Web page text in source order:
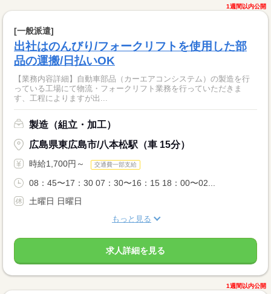
1週間以内公開
[一般派遣]
出社はのんびり/フォークリフトを使用した部
品の運搬/日払いOK
【業務内容詳細】自動車部品（カーエアコンシステム）の製造を行
っている工場にて物流・フォークリフト業務を行っていただきま
す、工程によりますが出...
製造（組立・加工）
広島県東広島市/八本松駅（車 15分）
時給1,700円～ 交通費一部支給
08：45〜17：30 07：30〜16：15 18：00〜02...
土曜日 日曜日
もっと見る
求人詳細を見る
1週間以内公開